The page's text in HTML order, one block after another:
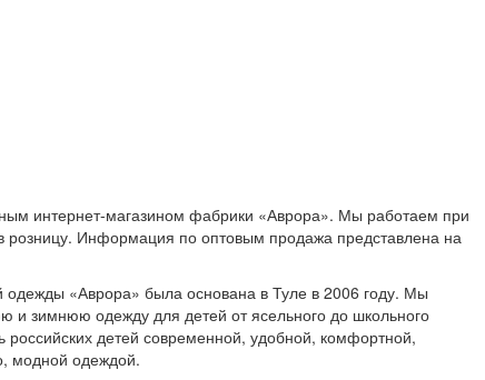
интернет-магазином фабрики «Аврора». Мы работаем при
розницу. Информация по оптовым продажа представлена на
одежды «Аврора» была основана в Туле в 2006 году. Мы
и зимнюю одежду для детей от ясельного до школьного
российских детей современной, удобной, комфортной,
модной одеждой.